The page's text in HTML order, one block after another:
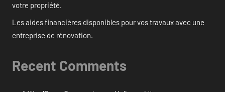
votre propriété.
Les aides financières disponibles pour vos travaux avec une
entreprise de rénovation.
Recent Comments